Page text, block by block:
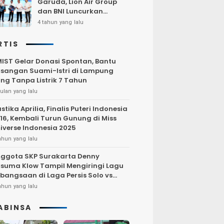
dan BNI Luncurkan
Program Terbang Hemat
4 tahun yang lalu
Gelar Donasi Spontan, Bantu
Suami-Istri di Lampung
Tanpa Listrik 7 Tahun
yang lalu
Aprilia, Finalis Puteri Indonesia
Kembali Turun Gunung di Miss
Indonesia 2025
yang lalu
SKP Surakarta Denny
Klow Tampil Mengiringi Lagu
di Laga Persis Solo vs
Jakarta
yang lalu